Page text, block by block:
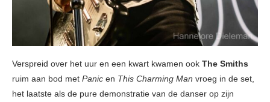
Verspreid over het uur en een kwart kwamen ook The Smiths
ruim aan bod met Panic en This Charming Man vroeg in de set,
het laatste als de pure demonstratie van de danser op zijn